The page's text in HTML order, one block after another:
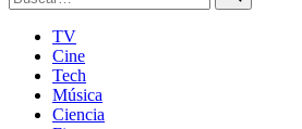
TV
Cine
Tech
Música
Ciencia